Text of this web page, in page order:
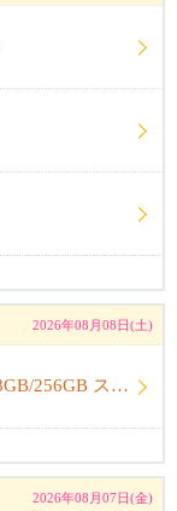
2026年08月08日(土)
MacBook Air M1 (2020) 13インチ 8GB/256GB スペースグレイ 【美品・本体+スリーブ】【箱...
2026年08月07日(金)